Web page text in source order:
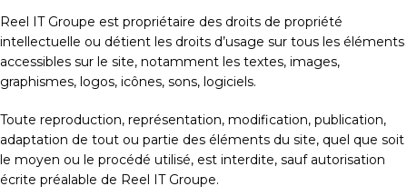
Reel IT Groupe est propriétaire des droits de propriété
intellectuelle ou détient les droits d’usage sur tous les éléments
accessibles sur le site, notamment les textes, images,
graphismes, logos, icônes, sons, logiciels.
Toute reproduction, représentation, modification, publication,
adaptation de tout ou partie des éléments du site, quel que soit
le moyen ou le procédé utilisé, est interdite, sauf autorisation
écrite préalable de Reel IT Groupe.